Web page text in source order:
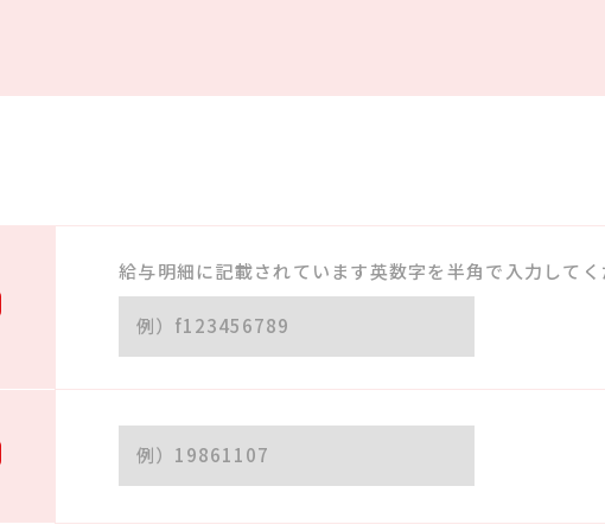
給与明細に記載されています英数字を半角で入力して